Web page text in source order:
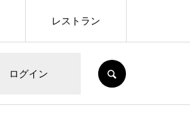
ログイン
レストラン